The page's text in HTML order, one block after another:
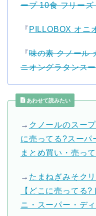
ープ 10食 フリーズ
『 PILLOBOX オニ
『味の素 クノール
ニオングラタンス
あわせて読みたい
→ クノールのスー
に売ってる?スーパ
まとめ買い・売っ
→ たまねぎみそク
【どこに売ってる
ニ・スーパー・デ